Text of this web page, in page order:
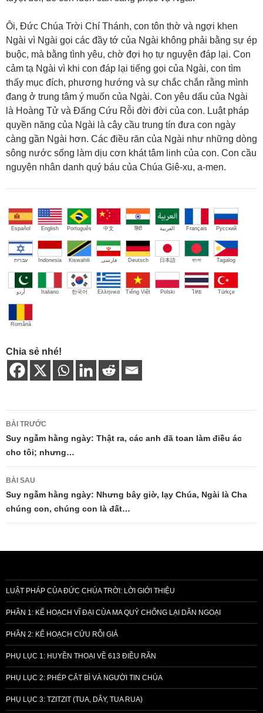
Ôi, Đức Chúa Trời Chí Thánh, con tôn thờ và ngợi khen
Ngài vì Ngài gọi các đầy tớ của Ngài không phải bằng sự ép
buộc, mà bằng tình yêu, chờ đợi họ tự nguyện đáp lại. Con
cảm tạ Ngài vì khi con đáp lại tiếng gọi của Ngài, con tìm
thấy mục đích, phương hướng và sự chắc chắn rằng mình
đang ở trung tâm ý muốn của Ngài. Con yêu dấu của Ngài
là Hoàng Tử và Đấng Cứu Rỗi đời đời của con. Luật pháp
quyền năng của Ngài là cây cầu trung tín đưa con ngày
càng gần Ngài hơn. Các điều răn của Ngài như những dòng
sông nước sống làm dịu cơn khát tâm linh của con. Con cầu
nguyện nhân danh quý báu của Chúa Giê-xu, a-men.
Español English Português 中文 हिंदी العربية Français Русский
עברית Indonesia Kiswahili فارسی Deutsch 日本語 বাংলা Tagalog
اُردو Italiano 한국어 Ελληνικά Tiếng Việt Polski ไทย Türkçe
Română
Chia sẻ nhé!
Điều
hướng
bài
viết
BÀI TRƯỚC
Suy ngẫm hằng ngày: Thật ra, các anh đã toan làm điều ác
cho tôi; nhưng…
BÀI SAU
Suy ngẫm hằng ngày: Nhưng bây giờ, lạy Chúa, Ngài là Cha
chúng con, chúng con là đất…
LUẬT PHÁP CỦA ĐỨC CHÚA TRỜI: LỜI GIỚI THIỆU
PHẦN 1: KẾ HOẠCH VĨ ĐẠI CỦA MA QUỶ CHỐNG LẠI DÂN NGOẠI
PHẦN 2: KẾ HOẠCH CỨU RỖI GIẢ
PHỤ LỤC 1: HUYỀN THOẠI VỀ 613 ĐIỀU RĂN
PHỤ LỤC 2: PHÉP CẮT BÌ VÀ NGƯỜI TIN CHÚA
PHỤ LỤC 3: TZITZIT (TUA, DÂY, TUA RUA)